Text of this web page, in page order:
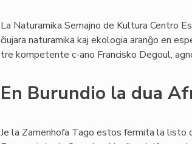
La Naturamika Semajno de Kultura Centro
ĉiujara naturamika kaj ekologia aranĝo en
tre kompetente c-ano Francisko Degoul,
En Burundio la dua
Je la Zamenhofa Tago estos fermita la listo